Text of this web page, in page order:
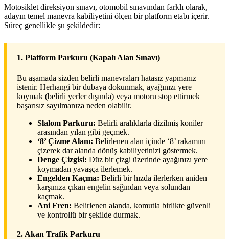
Motosiklet direksiyon sınavı, otomobil sınavından farklı olarak,
adayın temel manevra kabiliyetini ölçen bir platform etabı içerir.
Süreç genellikle şu şekildedir:
1. Platform Parkuru (Kapalı Alan Sınavı)
Bu aşamada sizden belirli manevraları hatasız yapmanız
istenir. Herhangi bir dubaya dokunmak, ayağınızı yere
koymak (belirli yerler dışında) veya motoru stop ettirmek
başarısız sayılmanıza neden olabilir.
Slalom Parkuru: Belirli aralıklarla dizilmiş koniler
arasından yılan gibi geçmek.
‘8’ Çizme Alanı: Belirlenen alan içinde ‘8’ rakamını
çizerek dar alanda dönüş kabiliyetinizi göstermek.
Denge Çizgisi: Düz bir çizgi üzerinde ayağınızı yere
koymadan yavaşça ilerlemek.
Engelden Kaçma: Belirli bir hızda ilerlerken aniden
karşınıza çıkan engelin sağından veya solundan
kaçmak.
Ani Fren: Belirlenen alanda, komutla birlikte güvenli
ve kontrollü bir şekilde durmak.
2. Akan Trafik Parkuru